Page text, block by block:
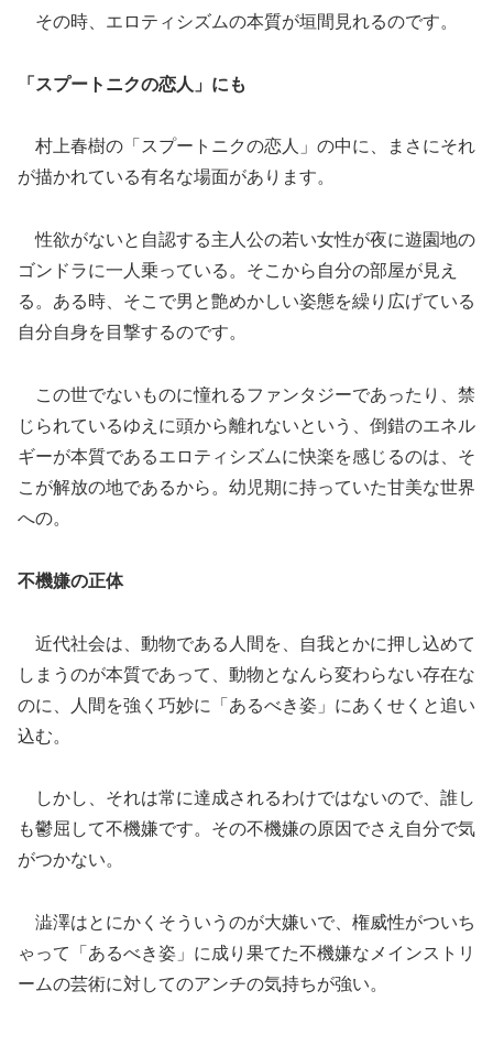
その時、エロティシズムの本質が垣間見れるのです。
「スプートニクの恋人」にも
村上春樹の「スプートニクの恋人」の中に、まさにそれ
が描かれている有名な場面があります。
性欲がないと自認する主人公の若い女性が夜に遊園地の
ゴンドラに一人乗っている。そこから自分の部屋が見え
る。ある時、そこで男と艶めかしい姿態を繰り広げている
自分自身を目撃するのです。
この世でないものに憧れるファンタジーであったり、禁
じられているゆえに頭から離れないという、倒錯のエネル
ギーが本質であるエロティシズムに快楽を感じるのは、そ
こが解放の地であるから。幼児期に持っていた甘美な世界
への。
不機嫌の正体
近代社会は、動物である人間を、自我とかに押し込めて
しまうのが本質であって、動物となんら変わらない存在な
のに、人間を強く巧妙に「あるべき姿」にあくせくと追い
込む。
しかし、それは常に達成されるわけではないので、誰し
も鬱屈して不機嫌です。その不機嫌の原因でさえ自分で気
がつかない。
澁澤はとにかくそういうのが大嫌いで、権威性がついち
ゃって「あるべき姿」に成り果てた不機嫌なメインストリ
ームの芸術に対してのアンチの気持ちが強い。